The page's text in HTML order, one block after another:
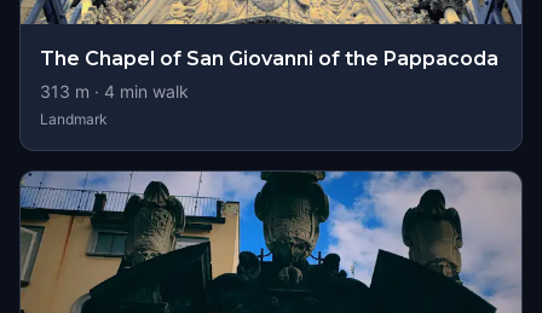
The Chapel of San Giovanni of the Pappacoda
313 m · 4 min walk
Landmark